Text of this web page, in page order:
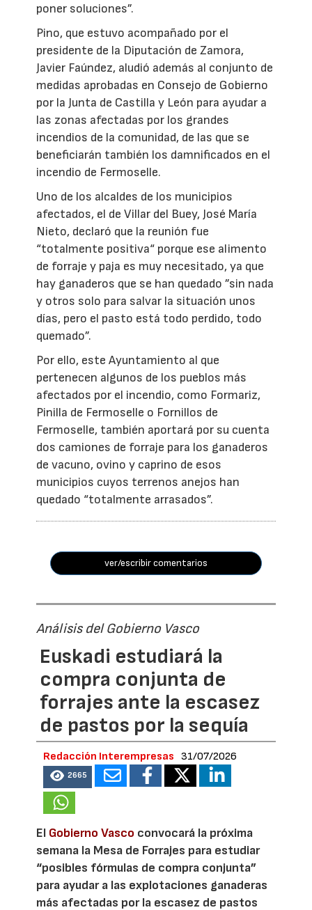
poner soluciones”.
Pino, que estuvo acompañado por el
presidente de la Diputación de Zamora,
Javier Faúndez, aludió además al conjunto de
medidas aprobadas en Consejo de Gobierno
por la Junta de Castilla y León para ayudar a
las zonas afectadas por los grandes
incendios de la comunidad, de las que se
beneficiarán también los damnificados en el
incendio de Fermoselle.
Uno de los alcaldes de los municipios
afectados, el de Villar del Buey, José María
Nieto, declaró que la reunión fue
“totalmente positiva“ porque ese alimento
de forraje y paja es muy necesitado, ya que
hay ganaderos que se han quedado ”sin nada
y otros solo para salvar la situación unos
días, pero el pasto está todo perdido, todo
quemado”.
Por ello, este Ayuntamiento al que
pertenecen algunos de los pueblos más
afectados por el incendio, como Formariz,
Pinilla de Fermoselle o Fornillos de
Fermoselle, también aportará por su cuenta
dos camiones de forraje para los ganaderos
de vacuno, ovino y caprino de esos
municipios cuyos terrenos anejos han
quedado “totalmente arrasados”.
ver/escribir comentarios
Análisis del Gobierno Vasco
Euskadi estudiará la
compra conjunta de
forrajes ante la escasez
de pastos por la sequía
Redacción Interempresas 31/07/2026
2665
El Gobierno Vasco convocará la próxima
semana la Mesa de Forrajes para estudiar
“posibles fórmulas de compra conjunta”
para ayudar a las explotaciones ganaderas
más afectadas por la escasez de pastos